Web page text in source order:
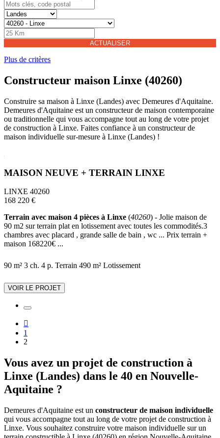
ACTUALISER
Plus de critères
Constructeur maison Linxe (40260)
Construire sa maison à Linxe (Landes) avec Demeures d'Aquitaine.
Demeures d'Aquitaine est un constructeur de maison contemporaine
ou traditionnelle qui vous accompagne tout au long de votre projet
de construction à Linxe. Faites confiance à un constructeur de
maison individuelle sur-mesure à Linxe (Landes) !
MAISON NEUVE + TERRAIN LINXE
LINXE 40260
168 220 €
Terrain avec maison 4 pièces à Linxe (40260) - Jolie maison de
90 m2 sur terrain plat en lotissement avec toutes les commodités.3
chambres avec placard , grande salle de bain , wc ... Prix terrain +
maison 168220€ ...
90 m² 3 ch. 4 p. Terrain 490 m² Lotissement
VOIR LE PROJET

1
2
Vous avez un projet de construction à
Linxe (Landes) dans le 40 en Nouvelle-
Aquitaine ?
Demeures d'Aquitaine est un constructeur de maison individuelle
qui vous accompagne tout au long de votre projet de construction à
Linxe. Vous souhaitez construire votre maison individuelle sur un